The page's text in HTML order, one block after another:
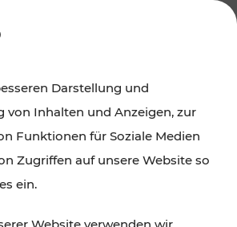
und das Burgenland
Darstellung und
von Inhalten und Anzeigen, zur
Funktionen für Soziale Medien
Zugriffen auf unsere Website so
ein.